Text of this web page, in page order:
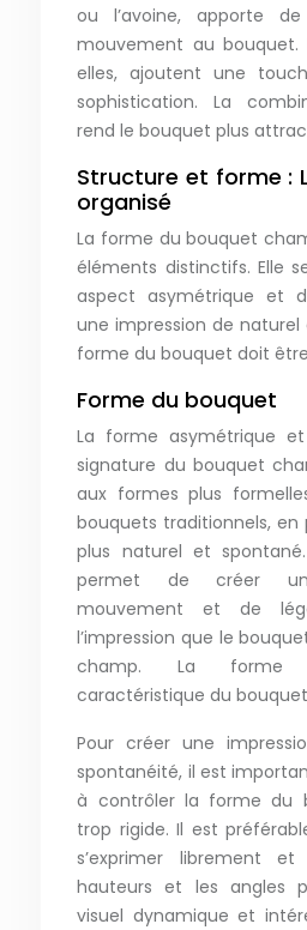
ou l’avoine, apporte
mouvement au bouquet.
elles, ajoutent une
sophistication. La
rend le bouquet plus
Structure et forme :
organisé
La forme du bouquet
éléments distinctifs. Elle
aspect asymétrique et
une impression de
forme du bouquet doit
Forme du bouquet
La forme asymétrique
signature du bouquet
aux formes plus
bouquets traditionnels, en
plus naturel et
permet de créer
mouvement et de
l’impression que le
champ. La forme
caractéristique du
Pour créer une
spontanéité, il est
à contrôler la forme du
trop rigide. Il est
s’exprimer librement
hauteurs et les angles
visuel dynamique et